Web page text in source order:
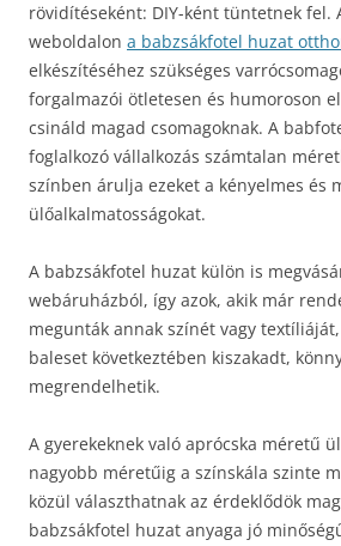
rövidítéseként: DIY-ként tüntetnek fel.
weboldalon a babzsákfotel huzat
elkészítéséhez szükséges
forgalmazói ötletesen és humoroson
csináld magad csomagoknak. A
foglalkozó vállalkozás számtalan
színben árulja ezeket a kényelmes és
ülőalkalmatosságokat.
A babzsákfotel huzat külön is
webáruházból, így azok, akik már
megunták annak színét vagy
baleset következtében kiszakadt,
megrendelhetik.
A gyerekeknek való aprócska méretű
nagyobb méretűig a színskála szinte
közül választhatnak az érdeklődök
babzsákfotel huzat anyaga jó